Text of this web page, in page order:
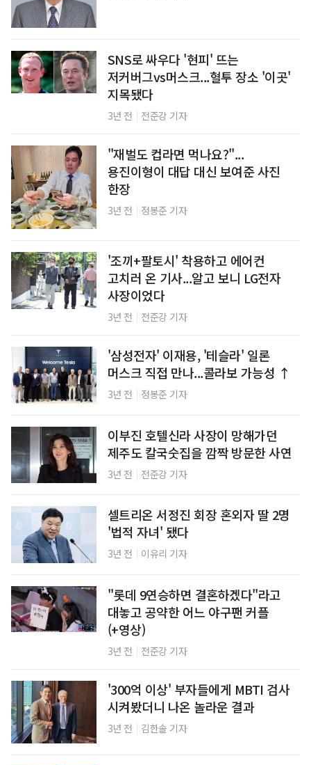
SNS로 싸우다 '현피' 뜨는
저커버그vs머스크...혈투 장소 '이곳'
지목됐다
3년 전 전준강 기자
"재벌도 컵라면 먹나요?"...
용진이형이 대답 대신 보여준 사진
한장
3년 전 정봉준 기자
'조끼+팔토시' 착용하고 에어컨
고치러 온 기사...알고 보니 LG전자
사장이었다
3년 전 전준강 기자
'삼성전자' 이재용, '테슬라' 일론
머스크 직접 만나...콜라보 가능성 ↑
3년 전 정봉준 기자
이부진 호텔신라 사장이 망해가던
제주도 칼국숫집을 깜짝 방문한 사연
3년 전 전준강 기자
셀트리온 서정진 회장 혼외자 딸 2명
'법적 자녀' 됐다
3년 전 이유리 기자
"롯데 9연승하면 결혼하겠다"라고
대놓고 공약한 어느 야구팬 커플
(+영상)
3년 전 전준강 기자
'300억 이상' 부자들에게 MBTI 검사
시켜봤더니 나온 놀라운 결과
3년 전 김한솔 기자